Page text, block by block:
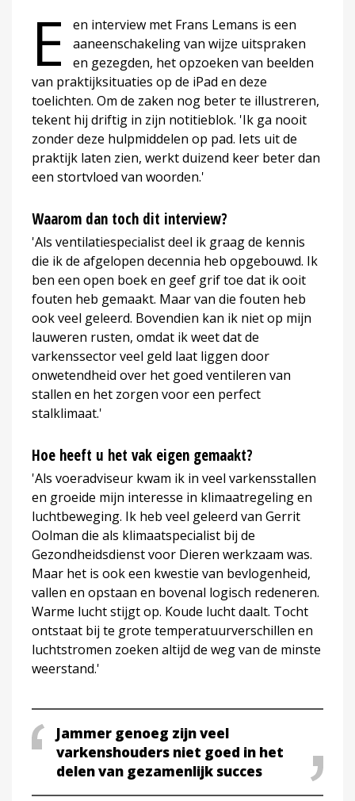
E
en interview met Frans Lemans is een
aaneenschakeling van wijze uitspraken
en gezegden, het opzoeken van beelden
van praktijksituaties op de iPad en deze
toelichten. Om de zaken nog beter te illustreren,
tekent hij driftig in zijn notitieblok. 'Ik ga nooit
zonder deze hulpmiddelen op pad. Iets uit de
praktijk laten zien, werkt duizend keer beter dan
een stortvloed van woorden.'
Waarom dan toch dit interview?
'Als ventilatiespecialist deel ik graag de kennis
die ik de afgelopen decennia heb opgebouwd. Ik
ben een open boek en geef grif toe dat ik ooit
fouten heb gemaakt. Maar van die fouten heb
ook veel geleerd. Bovendien kan ik niet op mijn
lauweren rusten, omdat ik weet dat de
varkenssector veel geld laat liggen door
onwetendheid over het goed ventileren van
stallen en het zorgen voor een perfect
stalklimaat.'
Hoe heeft u het vak eigen gemaakt?
'Als voeradviseur kwam ik in veel varkensstallen
en groeide mijn interesse in klimaatregeling en
luchtbeweging. Ik heb veel geleerd van Gerrit
Oolman die als klimaatspecialist bij de
Gezondheidsdienst voor Dieren werkzaam was.
Maar het is ook een kwestie van bevlogenheid,
vallen en opstaan en bovenal logisch redeneren.
Warme lucht stijgt op. Koude lucht daalt. Tocht
ontstaat bij te grote temperatuurverschillen en
luchtstromen zoeken altijd de weg van de minste
weerstand.'
Jammer genoeg zijn veel
varkenshouders niet goed in het
delen van gezamenlijk succes